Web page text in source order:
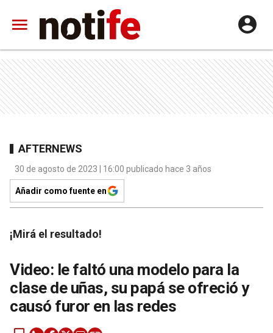
AFTERNEWS
30 de agosto de 2023 | 16:00 publicado hace 3 años
Añadir como fuente en
¡Mirá el resultado!
Video: le faltó una modelo para la
clase de uñas, su papá se ofreció y
causó furor en las redes